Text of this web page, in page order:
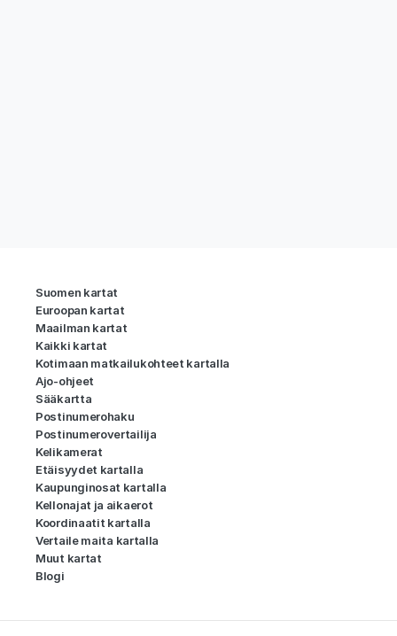
Suomen kartat
Euroopan kartat
Maailman kartat
Kaikki kartat
Kotimaan matkailukohteet kartalla
Ajo-ohjeet
Sääkartta
Postinumerohaku
Postinumerovertailija
Kelikamerat
Etäisyydet kartalla
Kaupunginosat kartalla
Kellonajat ja aikaerot
Koordinaatit kartalla
Vertaile maita kartalla
Muut kartat
Blogi